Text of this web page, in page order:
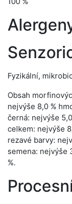
Fyzikální,
Obsah
nejvýše 8,0 %
černá: nejvýše
celkem: nejvýše
rezavé barvy:
semena: nejvýše
%.